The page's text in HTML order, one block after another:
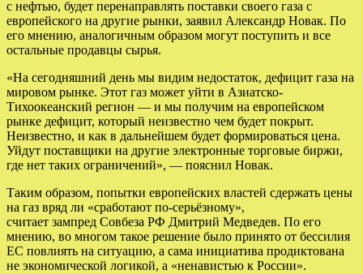
с нефтью, будет перенаправлять поставки своего газа с
европейского на другие рынки, заявил Александр Новак. По
его мнению, аналогичным образом могут поступить и все
остальные продавцы сырья.
«На сегодняшний день мы видим недостаток, дефицит газа на
мировом рынке. Этот газ может уйти в Азиатско-
Тихоокеанский регион — и мы получим на европейском
рынке дефицит, который неизвестно чем будет покрыт.
Неизвестно, и как в дальнейшем будет формироваться цена.
Уйдут поставщики на другие электронные торговые биржи,
где нет таких ограничений», — пояснил Новак.
Таким образом, попытки европейских властей сдержать цены
на газ вряд ли «сработают по-серьёзному»,
считает зампред Совбеза РФ Дмитрий Медведев. По его
мнению, во многом такое решение было принято от бессилия
ЕС повлиять на ситуацию, а сама инициатива продиктована
не экономической логикой, а «ненавистью к России».